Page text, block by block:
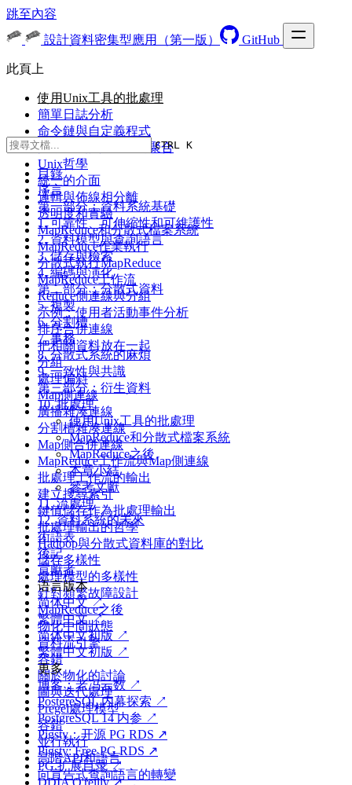
跳至內容
設計資料密集型應用（第一版）
GitHub
CTRL K
目錄
序言
第一部分：資料系統基礎
1. 可靠性、可伸縮性和可維護性
2. 資料模型與查詢語言
3. 儲存與檢索
4. 編碼與演化
第二部分：分散式資料
5. 複製
6. 分割槽
7. 事務
8. 分散式系統的麻煩
9. 一致性與共識
第三部分：衍生資料
10. 批處理
使用Unix工具的批處理
MapReduce和分散式檔案系統
MapReduce之後
本章小結
參考文獻
11. 流處理
12. 資料系統的未來
術語表
後記
貢獻者
语言版本
简体中文 ↗
繁體中文 ↗
简体中文初版 ↗
繁體中文初版 ↗
更多
博客：老冯云数 ↗
PostgreSQL 内幕探索 ↗
PostgreSQL 14 内参 ↗
Pigsty：开源 PG RDS ↗
Pigsty: Free PG RDS ↗
PG 扩展目录 ↗
DDIA O'reilly ↗
此頁上
使用Unix工具的批處理
簡單日誌分析
命令鏈與自定義程式
排序 VS 記憶體中的聚合
Unix哲學
統一的介面
邏輯與佈線相分離
透明度和實驗
MapReduce和分散式檔案系統
MapReduce作業執行
分散式執行MapReduce
MapReduce工作流
Reduce側連線與分組
示例：使用者活動事件分析
排序合併連線
把相關資料放在一起
分組
處理偏斜
Map側連線
廣播雜湊連線
分割槽雜湊連線
Map側合併連線
MapReduce工作流與Map側連線
批處理工作流的輸出
建立搜尋索引
鍵值儲存作為批處理輸出
批處理輸出的哲學
Hadoop與分散式資料庫的對比
儲存多樣性
處理模型的多樣性
針對頻繁故障設計
MapReduce之後
物化中間狀態
資料流引擎
容錯
關於物化的討論
圖與迭代處理
Pregel處理模型
容錯
並行執行
高階API和語言
向宣告式查詢語言的轉變